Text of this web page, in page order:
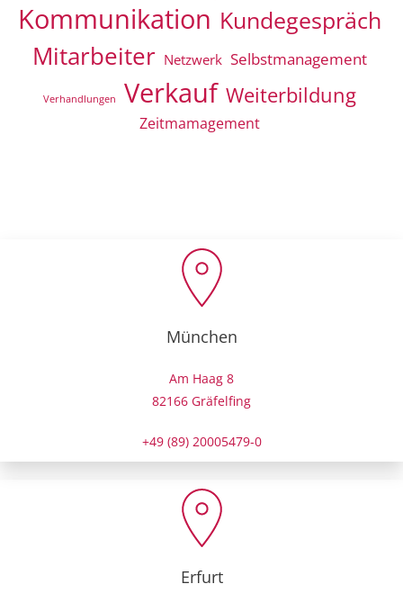
Kommunikation Kundegespräch
Mitarbeiter Netzwerk Selbstmanagement
Verhandlungen Verkauf Weiterbildung
Zeitmamagement
München
Am Haag 8
82166 Gräfelfing
+49 (89) 20005479-0
Erfurt